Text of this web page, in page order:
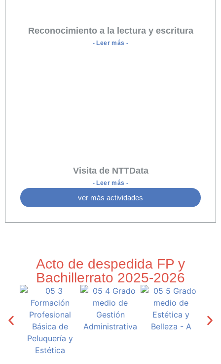
Reconocimiento a la lectura y escritura
- Leer más -
Visita de NTTData
- Leer más -
ver más actividades
Acto de despedida FP y
Bachillerrato 2025-2026